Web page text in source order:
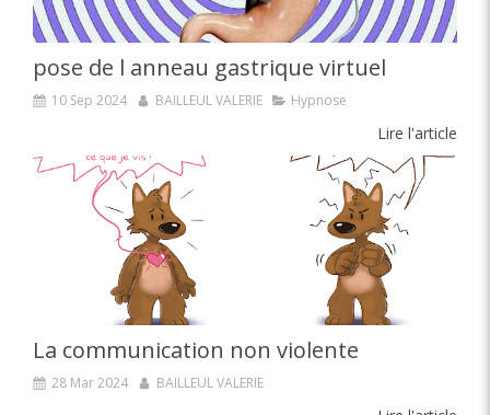
pose de l anneau gastrique virtuel
10 Sep 2024 BAILLEUL VALERIE Hypnose
Lire l'article
La communication non violente
28 Mar 2024 BAILLEUL VALERIE